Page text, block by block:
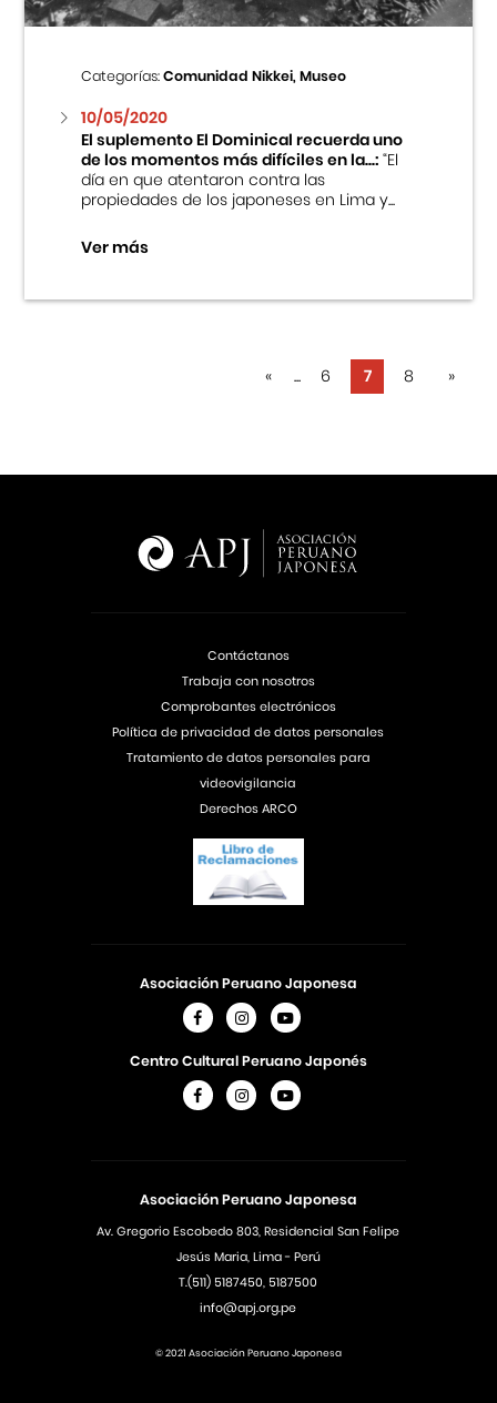
Categorías:Comunidad Nikkei, Museo
10/05/2020
El suplemento El Dominical recuerda uno
de los momentos más difíciles en la...:“El
día en que atentaron contra las
propiedades de los japoneses en Lima y...
Ver más
« ... 6 7 8 »
Asociación Peruano Japonesa
Av. Gregorio Escobedo 803, Residencial San Felipe
Jesús Maria, Lima - Perú
T.(511) 5187450, 5187500
info@apj.org.pe
Asociación Peruano Japonesa
Centro Cultural Peruano Japonés
Contáctanos
Trabaja con nosotros
Comprobantes electrónicos
Política de privacidad de datos personales
Tratamiento de datos personales para
videovigilancia
Derechos ARCO
© 2021 Asociación Peruano Japonesa